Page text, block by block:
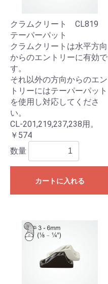
クラムクリート CL819
テーパーパット
クラムクリートは水平方向
からのエントリーに有効で
す。
それ以外の方向からのエン
トリーにはテーパーパット
を使用し対応してくださ
い。
CL-201,219,237,238用。
￥574
数量
カートに入れる